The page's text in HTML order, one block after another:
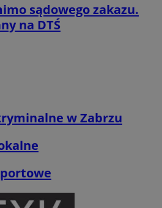
sądowego zakazu.
na DTŚ
w Zabrzu